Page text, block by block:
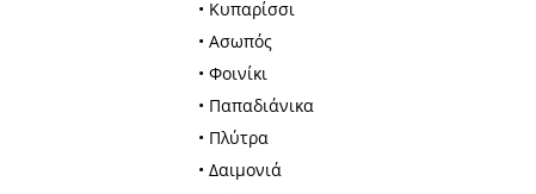
• Αγγελώνα
• Άγιος Ιωάννης
• Μονεμβασιά
• Νόμια
• Λύρα